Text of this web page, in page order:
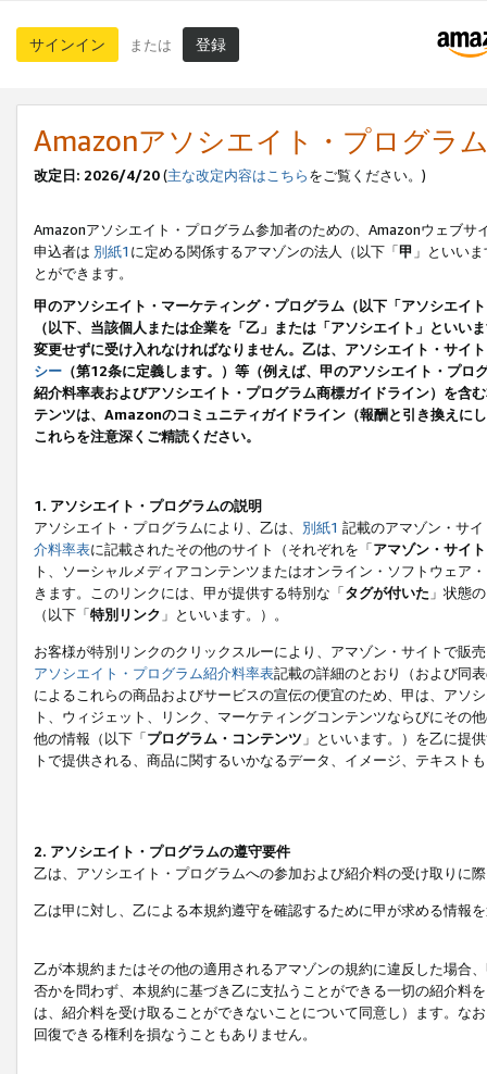
サインイン または 登録
Amazonアソシエイト・プログラ
改定日: 2026/4/20(主な改定内容はこちらをご覧ください。)
Amazonアソシエイト・プログラム参加者のための、Amazonウェブサ
申込者は 別紙1 に定める関係するアマゾンの法人（以下「甲 」といい
とができます。
甲のアソシエイト・マーケティング・プログラム（以下「アソシエイ
（以下、当該個人または企業を「乙」または「アソシエイト」とい
変更せずに受け入れなければなりません。乙は、アソシエイト・サイ
シー （第12条に定義します。）等（例えば、甲のアソシエイト・プ
紹介料率表およびアソシエイト・プログラム商標ガイドライン）を
テンツは、Amazonのコミュニティガイドライン（報酬と引き換えに
これらを注意深くご精読ください。
1. アソシエイト・プログラムの説明
アソシエイト・プログラムにより、乙は、 別紙1 記載のアマゾン・サ
介料率表に記載されたその他のサイト（それぞれを「アマゾン・サイト
ト、ソーシャルメディアコンテンツまたはオンライン・ソフトウェア
きます。このリンクには、甲が提供する特別な「タグが付いた 」状態
（以下「特別リンク 」といいます。）。
お客様が特別リンクのクリックスルーにより、アマゾン・サイトで販
アソシエイト・プログラム紹介料率表記載の詳細のとおり（および同
によるこれらの商品およびサービスの宣伝の便宜のため、甲は、アソ
ト、ウィジェット、リンク、マーケティングコンテンツならびにその
他の情報（以下「プログラム・コンテンツ 」といいます。）を乙に提
トで提供される、商品に関するいかなるデータ、イメージ、テキス
2. アソシエイト・プログラムの遵守要件
乙は、アソシエイト・プログラムへの参加および紹介料の受け取りに
乙は甲に対し、乙による本規約遵守を確認するために甲が求める情報
乙が本規約またはその他の適用されるアマゾンの規約に違反した場合
否かを問わず、本規約に基づき乙に支払うことができる一切の紹介料
は、紹介料を受け取ることができないことについて同意し）ます。な
回復できる権利を損なうこともありません。